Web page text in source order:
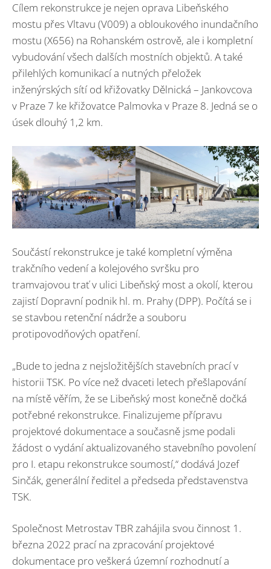
Cílem rekonstrukce je nejen oprava Libeňského
mostu přes Vltavu (V009) a obloukového inundačního
mostu (X656) na Rohanském ostrově, ale i kompletní
vybudování všech dalších mostních objektů. A také
přilehlých komunikací a nutných přeložek
inženýrských sítí od křižovatky Dělnická – Jankovcova
v Praze 7 ke křižovatce Palmovka v Praze 8. Jedná se o
úsek dlouhý 1,2 km.
Součástí rekonstrukce je také kompletní výměna
trakčního vedení a kolejového svršku pro
tramvajovou trať v ulici Libeňský most a okolí, kterou
zajistí Dopravní podnik hl. m. Prahy (DPP). Počítá se i
se stavbou retenční nádrže a souboru
protipovodňových opatření.
„Bude to jedna z nejsložitějších stavebních prací v
historii TSK. Po více než dvaceti letech přešlapování
na místě věřím, že se Libeňský most konečně dočká
potřebné rekonstrukce. Finalizujeme přípravu
projektové dokumentace a současně jsme podali
žádost o vydání aktualizovaného stavebního povolení
pro I. etapu rekonstrukce soumostí,“ dodává Jozef
Sinčák, generální ředitel a předseda představenstva
TSK.
Společnost Metrostav TBR zahájila svou činnost 1.
března 2022 prací na zpracování projektové
dokumentace pro veškerá územní rozhodnutí a